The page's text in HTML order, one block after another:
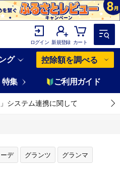
ログイン 新規登録 カート
グ 控除額を調べる
特集 ご利用ガイド
システム連携に関して
デ グランツ グランマ